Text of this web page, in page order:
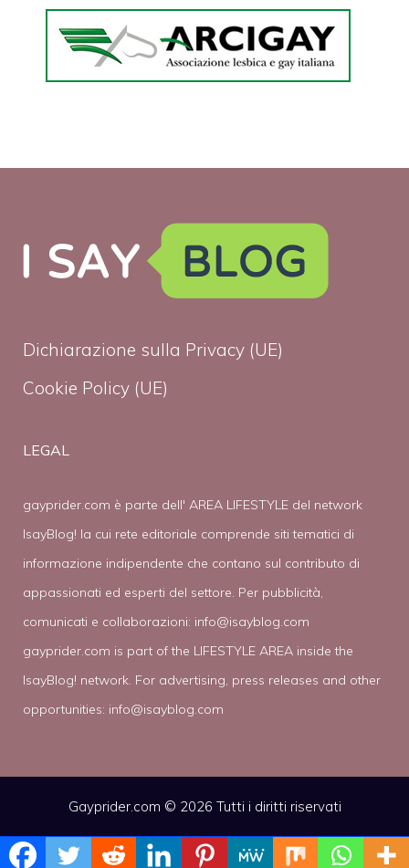
Dichiarazione sulla Privacy (UE)
Cookie Policy (UE)
LEGAL
gayprider.com è parte dell' AREA LIFESTYLE del network
IsayBlog! la cui rete editoriale comprende siti tematici di
informazione indipendente che contano sul contributo di
appassionati ed esperti del settore. Per pubblicità,
comunicati e collaborazioni: info@isayblog.com
gayprider.com is part of the LIFESTYLE AREA inside the
IsayBlog! network. For advertising, press releases and other
opportunities: info@isayblog.com
Gayprider.com © 2026 Tutti i diritti riservati